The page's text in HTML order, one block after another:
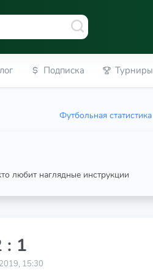
Подписка Турниры
Футбольная статистика
любит наглядные инструкции
: 1
15:30